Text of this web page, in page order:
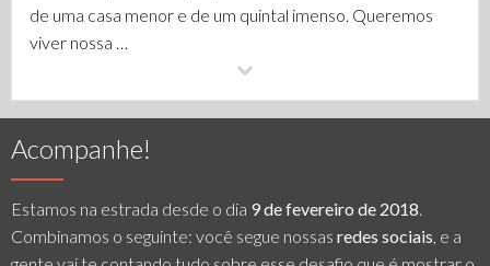
de uma casa menor e de um quintal imenso. Queremos
viver nossa …
Acompanhe!
Estamos na estrada desde o dia 9 de fevereiro de 2018
Combinamos o seguinte: você segue nossas redes sociais , e a